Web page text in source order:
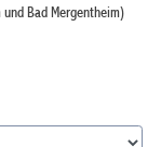
Bad Mergentheim)